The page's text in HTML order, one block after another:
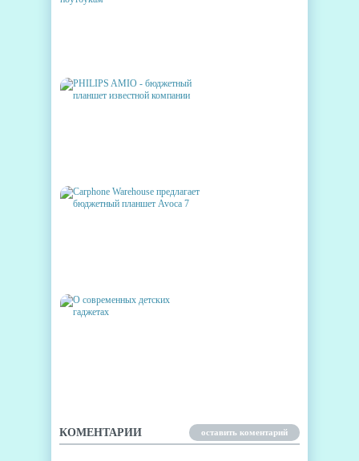
КОМЕНТАРИИ оставить коментарий